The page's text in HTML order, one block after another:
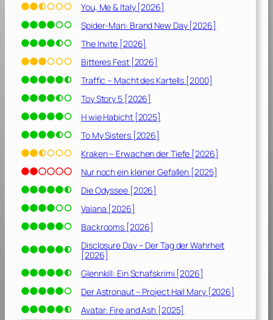
You, Me & Italy [2026]
Spider-Man: Brand New Day [2026]
The Invite [2026]
Bitteres Fest [2026]
Traffic – Macht des Kartells [2000]
Toy Story 5 [2026]
H wie Habicht [2025]
To My Sisters [2026]
Kraken – Erwachen der Tiefe [2026]
Nur noch ein kleiner Gefallen [2025]
Die Odyssee [2026]
Vaiana [2026]
Backrooms [2026]
Disclosure Day – Der Tag der Wahrheit
[2026]
Glennkill: Ein Schafskrimi [2026]
Der Astronaut – Project Hail Mary [2026]
Avatar: Fire and Ash [2025]